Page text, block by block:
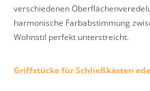
verschiedenen
harmonische Farbabstimmung
Wohnstil perfekt unterstreicht.
Griffstücke für Schließkästen